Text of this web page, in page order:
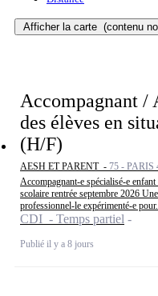
Afficher la carte (contenu
Accompagnant /
des élèves en
(H/F)
AESH ET PARENT - 75 - PARIS
Accompagnant-e spécialisé-e
scolaire rentrée septembre 2026
professionnel-le expérimenté-e
CDI - Temps partiel
Publié il y a 8 jours